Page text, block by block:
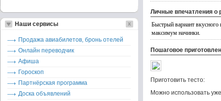
Личные впечатления о
Быстрый вариант
максимум начинки.
Пошаговое
Приготовить тесто:
Можно использовать
Наши сервисы
Продажа авиабилетов, бронь отелей
Онлайн переводчик
Афиша
Гороскоп
Партнёрская программа
Доска объявлений